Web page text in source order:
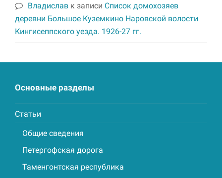
Владислав к записи Список домохозяев
деревни Большое Куземкино Наровской волости
Кингисеппского уезда. 1926-27 гг.
Основные разделы
Статьи
Общие сведения
Петергофская дорога
Таменгонтская республика